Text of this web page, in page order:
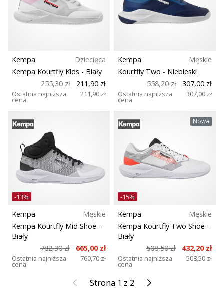
Kempa
Dziecięca
Kempa Kourtfly Kids - Biały
255,30 zł
211,90 zł
Ostatnia najniższa
cena
211,90 zł
Kempa
Męskie
Kourtfly Two - Niebieski
558,20 zł
307,00 zł
Ostatnia najniższa
cena
307,00 zł
-13%
Kempa
Męskie
Kempa Kourtfly Mid Shoe -
Biały
782,30 zł
665,00 zł
Ostatnia najniższa
cena
760,70 zł
Nowa
-15%
Kempa
Męskie
Kempa Kourtfly Two Shoe -
Biały
508,50 zł
432,20 zł
Ostatnia najniższa
cena
508,50 zł
Poprzedni
Strona 1 z 2 Kolejny